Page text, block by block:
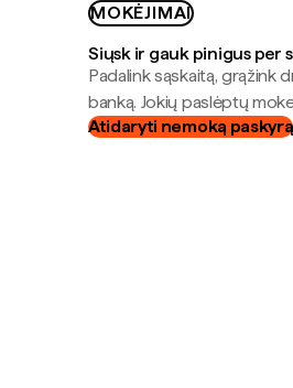
MOKĖJIMAI
Siųsk ir gauk pinigus per
Padalink sąskaitą, grąžink
banką. Jokių paslėptų
Atidaryti nemoką paskyrą